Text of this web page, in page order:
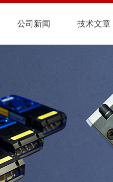
公司新闻 技术文章